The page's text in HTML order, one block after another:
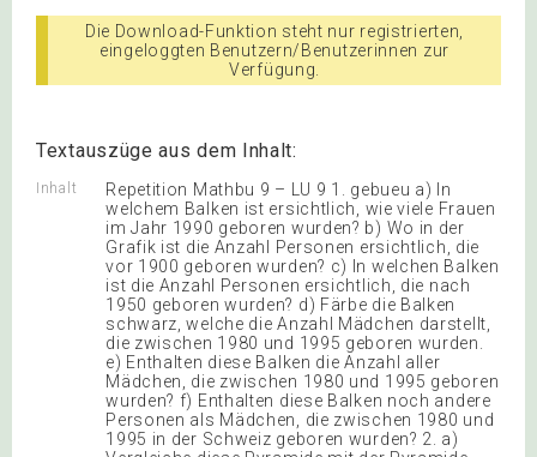
Die Download-Funktion steht nur registrierten,
eingeloggten Benutzern/Benutzerinnen zur
Verfügung.
Textauszüge aus dem Inhalt:
Inhalt
Repetition Mathbu 9 – LU 9 1. gebueu a) In
welchem Balken ist ersichtlich, wie viele Frauen
im Jahr 1990 geboren wurden? b) Wo in der
Grafik ist die Anzahl Personen ersichtlich, die
vor 1900 geboren wurden? c) In welchen Balken
ist die Anzahl Personen ersichtlich, die nach
1950 geboren wurden? d) Färbe die Balken
schwarz, welche die Anzahl Mädchen darstellt,
die zwischen 1980 und 1995 geboren wurden.
e) Enthalten diese Balken die Anzahl aller
Mädchen, die zwischen 1980 und 1995 geboren
wurden? f) Enthalten diese Balken noch andere
Personen als Mädchen, die zwischen 1980 und
1995 in der Schweiz geboren wurden? 2. a)